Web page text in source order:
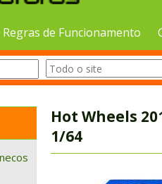
Regras de Funcionamento
Hot Wheels
1/64